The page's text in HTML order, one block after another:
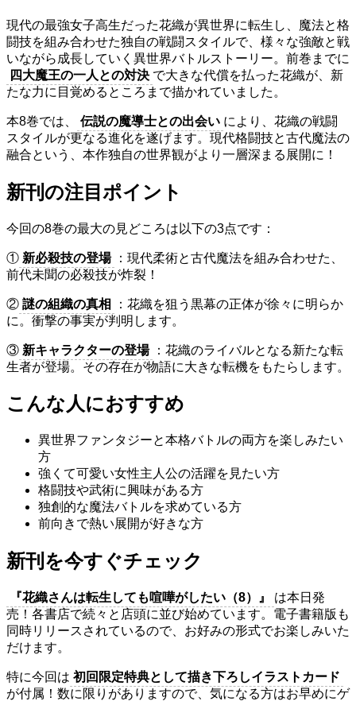
現代の最強女子高生だった花織が異世界に転生し、魔法と格
闘技を組み合わせた独自の戦闘スタイルで、様々な強敵と戦
いながら成長していく異世界バトルストーリー。前巻までに
四大魔王の一人との対決 で大きな代償を払った花織が、新
たな力に目覚めるところまで描かれていました。
本8巻では、 伝説の魔導士との出会い により、花織の戦闘
スタイルが更なる進化を遂げます。現代格闘技と古代魔法の
融合という、本作独自の世界観がより一層深まる展開に！
新刊の注目ポイント
今回の8巻の最大の見どころは以下の3点です：
① 新必殺技の登場
：現代柔術と古代魔法を組み合わせた、
前代未聞の必殺技が炸裂！
② 謎の組織の真相
：花織を狙う黒幕の正体が徐々に明らか
に。衝撃の事実が判明します。
③ 新キャラクターの登場
：花織のライバルとなる新たな転
生者が登場。その存在が物語に大きな転機をもたらします。
こんな人におすすめ
異世界ファンタジーと本格バトルの両方を楽しみたい
方
強くて可愛い女性主人公の活躍を見たい方
格闘技や武術に興味がある方
独創的な魔法バトルを求めている方
前向きで熱い展開が好きな方
新刊を今すぐチェック
『花織さんは転生しても喧嘩がしたい（8）』
は本日発
売！各書店で続々と店頭に並び始めています。電子書籍版も
同時リリースされているので、お好みの形式でお楽しみいた
だけます。
特に今回は 初回限定特典として描き下ろしイラストカード
が付属！数に限りがありますので、気になる方はお早めにゲ